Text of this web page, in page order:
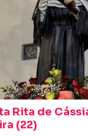
Rita de
(22)